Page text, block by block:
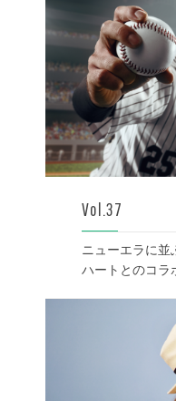
Vol.37
ニューエラに並
ハートとのコラ